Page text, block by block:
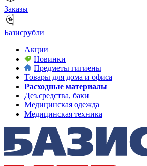
Заказы
Базисрубли
Акции
Новинки
Предметы гигиены
Товары для дома и офиса
Расходные материалы
Дез.средства, баки
Медицинская одежда
Медицинская техника